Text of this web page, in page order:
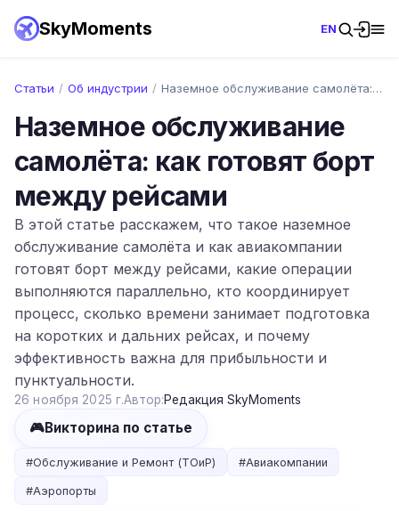
SkyMoments EN
Статьи / Об индустрии / Наземное обслуживание самолёта: как гото…
Наземное обслуживание
самолёта: как готовят борт
между рейсами
В этой статье расскажем, что такое наземное
обслуживание самолёта и как авиакомпании
готовят борт между рейсами, какие операции
выполняются параллельно, кто координирует
процесс, сколько времени занимает подготовка
на коротких и дальних рейсах, и почему
эффективность важна для прибыльности и
пунктуальности.
26 ноября 2025 г.Автор:Редакция SkyMoments
🎮Викторина по статье
#Обслуживание и Ремонт (ТОиР) #Авиакомпании
#Аэропорты